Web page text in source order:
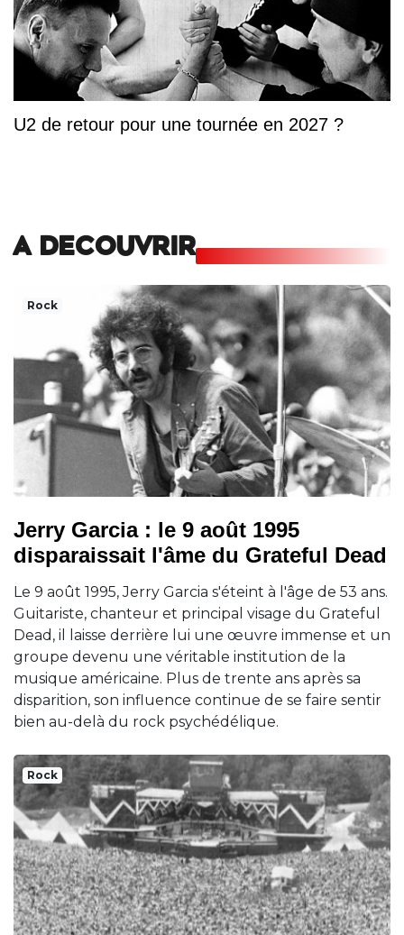
U2 de retour pour une tournée en 2027 ?
A DECOUVRIR
Rock
Jerry Garcia : le 9 août 1995
disparaissait l'âme du Grateful Dead
Le 9 août 1995, Jerry Garcia s'éteint à l'âge de 53 ans.
Guitariste, chanteur et principal visage du Grateful
Dead, il laisse derrière lui une œuvre immense et un
groupe devenu une véritable institution de la
musique américaine. Plus de trente ans après sa
disparition, son influence continue de se faire sentir
bien au-delà du rock psychédélique.
Rock